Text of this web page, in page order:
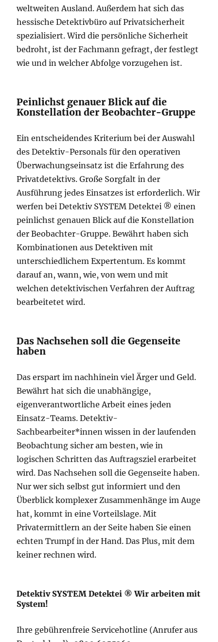
weltweiten Ausland. Außerdem hat sich das
hessische Detektivbüro auf Privatsicherheit
spezialisiert. Wird die persönliche Sicherheit
bedroht, ist der Fachmann gefragt, der festlegt
wie und in welcher Abfolge vorzugehen ist.
Peinlichst genauer Blick auf die
Konstellation der Beobachter-Gruppe
Ein entscheidendes Kriterium bei der Auswahl
des Detektiv-Personals für den operativen
Überwachungseinsatz ist die Erfahrung des
Privatdetektivs. Große Sorgfalt in der
Ausführung jedes Einsatzes ist erforderlich. Wir
werfen bei Detektiv SYSTEM Detektei ® einen
peinlichst genauen Blick auf die Konstellation
der Beobachter-Gruppe. Bewährt haben sich
Kombinationen aus Detektiven mit
unterschiedlichem Expertentum. Es kommt
darauf an, wann, wie, von wem und mit
welchen detektivischen Verfahren der Auftrag
bearbeitetet wird.
Das Nachsehen soll die Gegenseite
haben
Das erspart im nachhinein viel Ärger und Geld.
Bewährt hat sich die unabhängige,
eigenverantwortliche Arbeit eines jeden
Einsatz-Teams. Detektiv-
Sachbearbeiter*innen wissen in der laufenden
Beobachtung sicher am besten, wie in
logischen Schritten das Auftragsziel erarbeitet
wird. Das Nachsehen soll die Gegenseite haben.
Nur wer sich selbst gut informiert und den
Überblick komplexer Zusammenhänge im Auge
hat, kommt in eine Vorteilslage. Mit
Privatermittlern an der Seite haben Sie einen
echten Trumpf in der Hand. Das Plus, mit dem
keiner rechnen wird.
Detektiv SYSTEM Detektei ® Wir arbeiten mit
System!
Ihre gebührenfreie Servicehotline (Anrufer aus